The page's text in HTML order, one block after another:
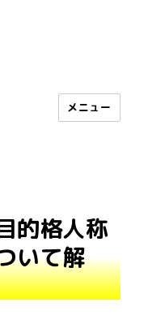
メニュー
的格人称
いて解